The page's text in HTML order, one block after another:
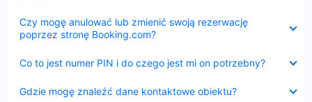
Czy mogę anulować lub zmienić swoją rezerwację
poprzez stronę Booking.com?
Co to jest numer PIN i do czego jest mi on potrzebny?
Gdzie mogę znaleźć dane kontaktowe obiektu?